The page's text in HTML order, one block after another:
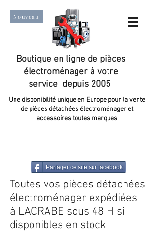
Nouveau
Boutique en ligne de pièces
électroménager à votre
service depuis 2005
Une disponibilité unique en Europe pour la vente
de pièces détachées électroménager et
accessoires toutes marques
Partager ce site sur facebook
Toutes vos pièces détachées
électroménager expédiées
à LACRABE sous 48 H si
disponibles en stock